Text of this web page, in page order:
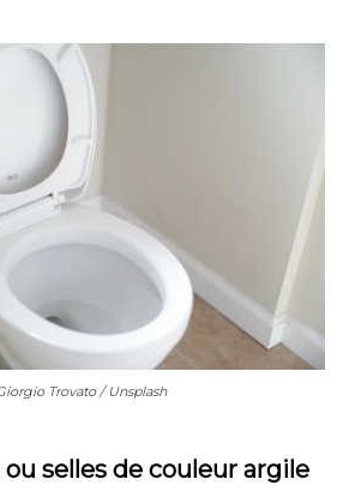
Trovato / Unsplash
selles de couleur argile